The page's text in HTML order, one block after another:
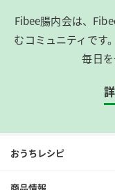
Fibee腸内会は、​
むコミュニティです
毎日を
おうちレシピ